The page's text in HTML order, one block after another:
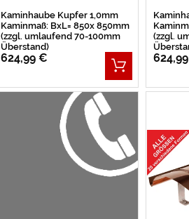
Kaminhaube Kupfer 1,0mm
Kaminmaß: BxL= 850x 850mm
(zzgl. umlaufend 70-100mm
Überstand)
624,99 €
(zzgl.